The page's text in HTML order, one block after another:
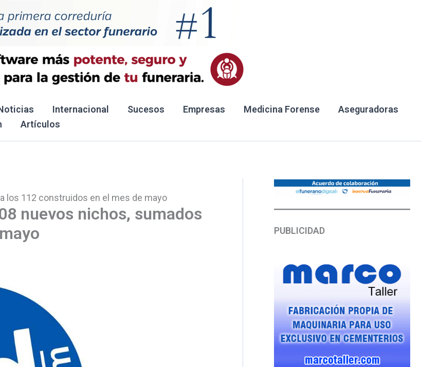
Internacional Sucesos Empresas Medicina Forense
Aseguradoras
Artículos
los 112 construidos en el mes de mayo
nuevos nichos, sumados
PUBLICIDAD